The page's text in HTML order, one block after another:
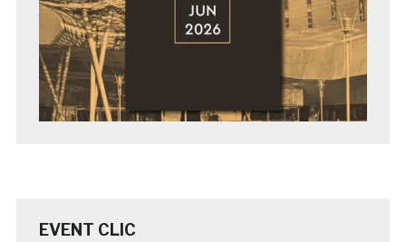
EVENT CLIC